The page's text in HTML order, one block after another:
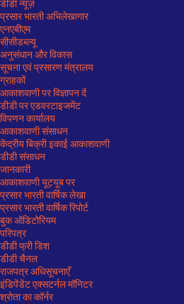
डीडी न्यूज़
प्रसार भारती अभिलेखागार
एनएबीएम
सीसीडब्ल्यू
अनुसंधान और विकास
सूचना एवं प्रसारण मंत्रालय
ग्राहकों
आकाशवाणी पर विज्ञापन दें
डीडी पर एडवरटाइजमेंट
विपणन कार्यालय
आकाशवाणी संसाधन
केंद्रीय बिक्री इकाई आकाशवाणी
डीडी संसाधन
जानकारी
आकाशवाणी यूट्यूब पर
प्रसार भारती वार्षिक लेखा
प्रसार भारती वार्षिक रिपोर्ट
बुक ऑडिटोरियम
परिपत्र
डीडी फ्री डिश
डीडी चैनल
राजपत्र अधिसूचनाएँ
इंडिपेंडेंट एक्सटर्नल मॉनिटर
श्रोता का कॉर्नर